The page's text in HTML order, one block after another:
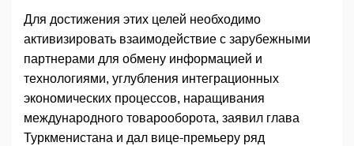
Для достижения этих целей необходимо
активизировать взаимодействие с зарубежными
партнерами для обмену информацией и
технологиями, углубления интеграционных
экономических процессов, наращивания
международного товарооборота, заявил глава
Туркменистана и дал вице-премьеру ряд